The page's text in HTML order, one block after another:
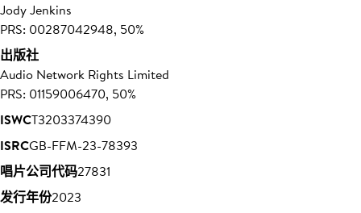
Jody Jenkins
PRS: 00287042948, 50%
出版社
Audio Network Rights Limited
PRS: 01159006470, 50%
ISWCT3203374390
ISRCGB-FFM-23-78393
唱片公司代码27831
发行年份2023